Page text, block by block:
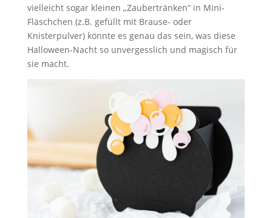
vielleicht sogar kleinen „Zaubertränken“ in Mini-
Fläschchen (z.B. gefüllt mit Brause- oder
Knisterpulver) könnte es genau das sein, was diese
Halloween-Nacht so unvergesslich und magisch für
sie macht.